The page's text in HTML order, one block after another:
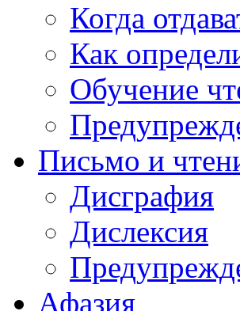
Когда
Как
Обучение
Письмо и
Дисграфия
Дислексия
Афазия